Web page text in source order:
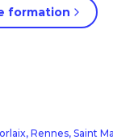
formation
Rennes, Saint